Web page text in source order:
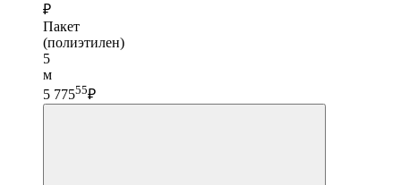
₽
Пакет
(полиэтилен)
5
м
5 77555₽